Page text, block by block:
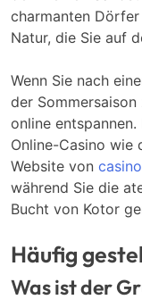
charmanten
Natur, die Sie auf
Wenn Sie nach
der
online
Online-Casino wie
Website von
während Sie die
Bucht von Kotor
Häufig
Was ist der